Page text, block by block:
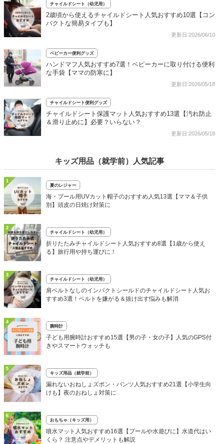
チャイルドシート（幼児用）
2歳頃から使えるチャイルドシート人気おすすめ10選【コン
パクトな簡易タイプも】
更新日:2026/06/10
ベビーカー便利グッズ
ハンドマフ人気おすすめ7選！ベビーカーに取り付ける便利
な手袋【ママの防寒に】
更新日:2026/05/18
チャイルドシート便利グッズ
チャイルドシート保護マット人気おすすめ13選【汚れ防止
＆滑り止めに】必要？いらない？
更新日:2026/05/18
キッズ用品（就学前）人気記事
1
夏のレジャー
海・プール用UVカット帽子のおすすめ人気13選【ママ＆子供
別】頭皮の日焼け対策に
2
チャイルドシート（幼児用）
折りたたみチャイルドシート人気おすすめ8選【1歳から使え
る】旅行用や持ち運びに！
3
チャイルドシート（幼児用）
肩ベルトなしのインパクトシールドのチャイルドシート人気お
すすめ3選！ベルトを嫌がる＆抜け出す悩みも解消
4
腕時計
子ども用腕時計おすすめ15選【男の子・女の子】人気のGPS付
きやスマートウォッチも
5
キッズ用品（就学前）
漏れないおねしょズボン・パンツ人気おすすめ21選【小学生向
けも】夜のおねしょ対策に
6
おもちゃ（キッズ用）
噴水マット人気おすすめ16選【プールや水遊びに】水道代はい
くら？ 注意点やデメリットも解説